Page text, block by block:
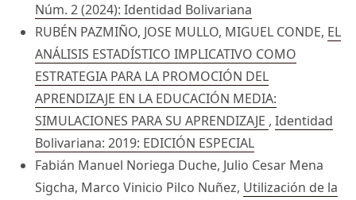
Núm. 2 (2024): Identidad Bolivariana
RUBÉN PAZMIÑO, JOSE MULLO, MIGUEL CONDE, EL
ANÁLISIS ESTADÍSTICO IMPLICATIVO COMO
ESTRATEGIA PARA LA PROMOCIÓN DEL
APRENDIZAJE EN LA EDUCACIÓN MEDIA:
SIMULACIONES PARA SU APRENDIZAJE , Identidad
Bolivariana: 2019: EDICIÓN ESPECIAL
Fabián Manuel Noriega Duche, Julio Cesar Mena
Sigcha, Marco Vinicio Pilco Nuñez, Utilización de la